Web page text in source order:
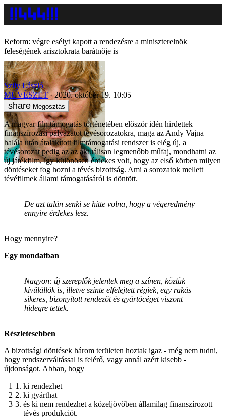
Reform: végre esélyt kapott a rendezésre a miniszterelnök
feleségének arisztokrata barátnője is
Szily László
MŰVÉSZET
2020. október 19. 10:05
Megosztás
A magyar filmtámogatás történetében először idén hirdettek
finanszírozási pályázatot tévésorozatokra, maga az Andy Vajna
halála után átalakított filmtámogatási rendszer is elég új, a
tévésorozat pedig az az aktuálisan legmenőbb műfaj, mondhatni az
új játékfilm, így különösen érdekes volt, hogy az első körben milyen
döntéseket fog hozni a tévés bizottság. Ami a sorozatok mellett
tévéfilmek állami támogatásáról is döntött.
De azt talán senki se hitte volna, hogy a végeredmény
ennyire érdekes lesz.
Hogy mennyire?
Egy mondatban
Nagyon: új szereplők jelentek meg a színen, köztük
kívülállók is, illetve szinte elfelejtett régiek, egy rakás
sikeres, bizonyított rendezőt és gyártócéget viszont
hidegre tettek.
Részletesebben
A bizottsági döntések három területen hoztak igaz - még nem tudni,
hogy rendszerváltással is felérő, vagy annál azért kisebb -
újdonságot. Abban, hogy
ki rendezhet
ki gyárthat
és ki nem rendezhet a közeljövőben államilag finanszírozott
tévés produkciót.